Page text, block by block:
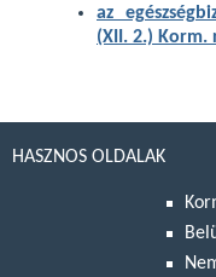
az
(XII. 2.)
HASZNOS OLDALAK